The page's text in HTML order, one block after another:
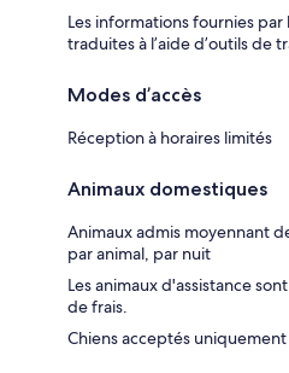
Les informations fournies
traduites à l’aide d’outils de
Modes d’accès
Réception à horaires limités
Animaux domestiques
Animaux admis moyennant
par animal, par nuit
Les animaux d'assistance
de frais.
Chiens acceptés uniquement